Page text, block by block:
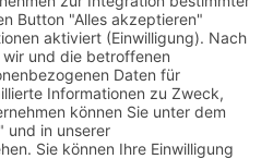
Produkte
Fachgruppen